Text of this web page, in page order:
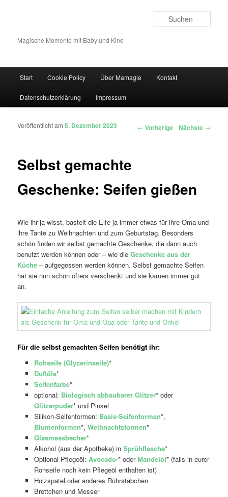
Magische Momente mit Baby und Kind
Zum Inhalt wechseln
Zum sekundären Inhalt wechseln
Start Cookie Policy Über Mamagie Kontakt
Datenschutzerklärung Impressum
Artikelnavigation ← Vorherige Nächste →
Selbst gemachte
Geschenke: Seifen gießen
Veröffentlicht am5. Dezember 2023
Wie ihr ja wisst, bastelt die Elfe ja immer etwas für ihre Oma und
ihre Tante zu Weihnachten und zum Geburtstag. Besonders
schön finden wir selbst gemachte Geschenke, die dann auch
benutzt werden können oder – wie dieGeschenke aus der
Küche – aufgegessen werden können. Selbst gemachte Seifen
hat sie nun schön öfters verschenkt und sie kamen immer gut
an.
Für die selbst gemachten Seifen benötigt ihr:
Rohseife (Glycerinseife)*
Duftöle*
Seifenfarbe*
optional: Biologisch abbaubarer Glitzer* oder
Glitzerpuder* und Pinsel
Silikon-Seifenformen: Basis-Seifenformen*,
Blumenformen*, Weihnachtsformen*
Glasmessbecher*
Alkohol (aus der Apotheke) in Sprühflasche*
Optional Pflegeöl: Avocado-* oder Mandelöl* (falls in eurer
Rohseife noch kein Pflegeöl enthalten ist)
Holzspatel oder anderes Rührstäbchen
Brettchen und Messer